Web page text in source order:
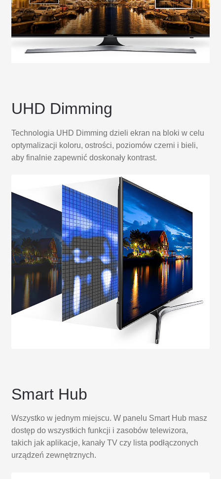
UHD Dimming
Technologia UHD Dimming dzieli ekran na bloki w celu
optymalizacji koloru, ostrości, poziomów czerni i bieli,
aby finalnie zapewnić doskonały kontrast.
Smart Hub
Wszystko w jednym miejscu. W panelu Smart Hub masz
dostęp do wszystkich funkcji i zasobów telewizora,
takich jak aplikacje, kanały TV czy lista podłączonych
urządzeń zewnętrznych.